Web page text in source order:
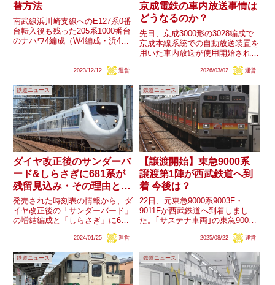
替方法
南武線浜川崎支線へのE127系0番
台転入後も残った205系1000番台
のナハワ4編成（W4編成・浜4編
当機会は比較的多いようですが、
の置き換えタイ...
2023/12/12 運営
京成電鉄の車内放送事情は
どうなるのか？
先日、京成3000形の3028編成で
京成本線系統での自動放送装置を
用いた車内放送が使用開始されま
京成・都営車のアクセス特急、
以降、主にタブレット端末を使用
した（半）自動放送が...
2026/03/02 運営
鉄道ニュース
ダイヤ改正後のサンダーバ
ード&しらさぎに681系が
残留見込み・その理由と対
象編成は？
発売された時刻表の情報から、ダ
イヤ改正後の「サンダーバード」
の増結編成と「しらさぎ」に681
北陸新幹線敦賀延伸開業に伴う特
急運行体系見直しから、引退可能
性が注目されていた同系列です
が、何故ダイヤ改正後も運行さ
れ...
2024/01/25 運営
鉄道ニュース
【譲渡開始】東急9000系
譲渡第1陣が西武鉄道へ到
着 今後は？
22日、元東急9000系9003F・
9011Fが西武鉄道へ到着しまし
た。｢サステナ車両｣の東急9000
9005Fは恩田で譲渡に伴う改造を
受けているのに対して、今回の元
9003F・9011Fは無改造であるこ
とから、...
2025/08/22 運営
鉄道ニュース 鉄道ニュース